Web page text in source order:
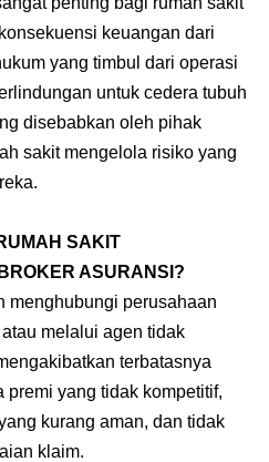
keuangan dari
yang timbul dari operasi
untuk cedera tubuh
disebabkan oleh pihak
sakit mengelola risiko yang
SAKIT
ASURANSI?
menghubungi perusahaan
melalui agen tidak
terbatasnya
yang tidak kompetitif,
kurang aman, dan tidak
klaim.